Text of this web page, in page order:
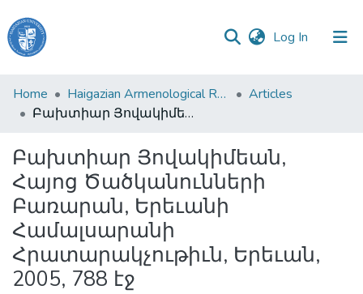
Log In (current)
Haigazian
University
&
Collections
All of DSpace
Home Haigazian Armenological Review
Articles
Բախտիար Յովակիմեան, Հայոց Ծածկանունների Բառարան, Երեւանի Համալսարանի Հրատարակչութիւն, Երեւան, 2005, 788 էջ
Բախտիար Յովակիմեան,
Հայոց Ծածկանունների
Բառարան, Երեւանի
Համալսարանի
Հրատարակչութիւն, Երեւան,
2005, 788 էջ